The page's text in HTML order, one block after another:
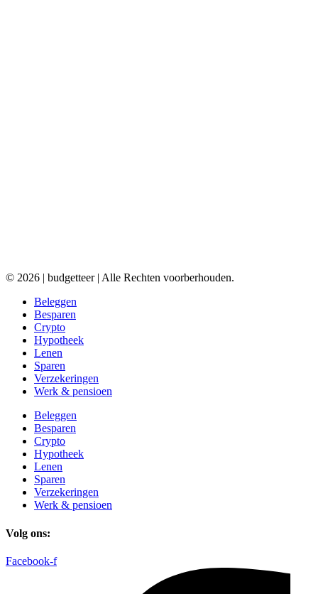
© 2026 | budgetteer | Alle Rechten voorberhouden.
Beleggen
Besparen
Crypto
Hypotheek
Lenen
Sparen
Verzekeringen
Werk & pensioen
Beleggen
Besparen
Crypto
Hypotheek
Lenen
Sparen
Verzekeringen
Werk & pensioen
Volg ons:
Facebook-f